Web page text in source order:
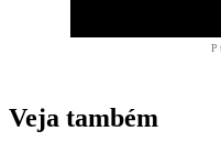
Veja também